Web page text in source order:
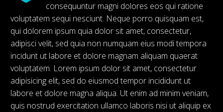
consequuntur magni dolores eos qui ratione
voluptatem sequi nesciunt. Neque porro quisquam est,
qui dolorem ipsum quia dolor sit amet, consectetur,
adipisci velit, sed quia non numquam eius modi tempora
incidunt ut labore et dolore magnam aliquam quaerat
voluptatem. Lorem ipsum dolor sit amet, consectetur
adipisicing elit, sed do eiusmod tempor incididunt ut
labore et dolore magna aliqua. Ut enim ad minim veniam,
quis nostrud exercitation ullamco laboris nisi ut aliquip ex